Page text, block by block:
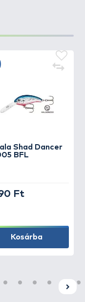
Shad Dancer
BFL
Ft
Kosárba